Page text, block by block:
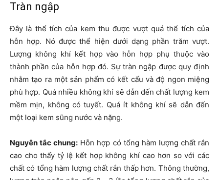
Tràn ngập
Đây là thể tích của kem thu được vượt quá thể tích của
hỗn hợp. Nó được thể hiện dưới dạng phần trăm vượt.
Lượng không khí kết hợp vào hỗn hợp phụ thuộc vào
thành phần của hỗn hợp đó. Sự tràn ngập được quy định
nhằm tạo ra một sản phẩm có kết cấu và độ ngon miệng
phù hợp. Quá nhiều không khí sẽ dẫn đến chất lượng kem
mềm mịn, không có tuyết. Quá ít không khí sẽ dẫn đến
một loại kem sũng nước và nặng.
Nguyên tắc chung: Hỗn hợp có tổng hàm lượng chất rắn
cao cho thấy tỷ lệ kết hợp không khí cao hơn so với các
chất có tổng hàm lượng chất rắn thấp hơn. Thông thường,